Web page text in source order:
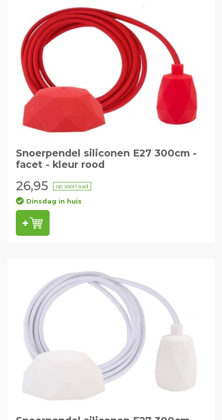
Snoerpendel siliconen E27 300cm -
facet - kleur rood
26,95 op voorraad
Dinsdag in huis